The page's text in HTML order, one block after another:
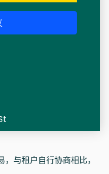
与租户自行协商相比，